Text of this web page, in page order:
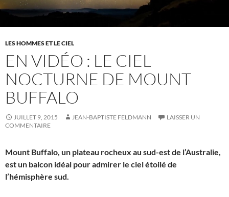
LES HOMMES ET LE CIEL
EN VIDÉO : LE CIEL
NOCTURNE DE MOUNT
BUFFALO
JUILLET 9, 2015 JEAN-BAPTISTE FELDMANN
LAISSER UN
COMMENTAIRE
Mount Buffalo, un plateau rocheux au sud-est de l’Australie,
est un balcon idéal pour admirer le ciel étoilé de
l’hémisphère sud.